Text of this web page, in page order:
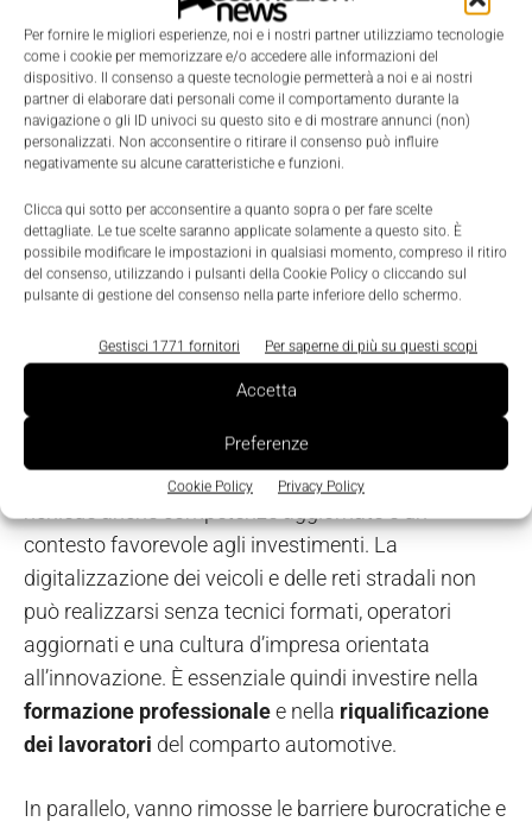
Per fornire le migliori esperienze, noi e i nostri partner utilizziamo tecnologie
come i cookie per memorizzare e/o accedere alle informazioni del
dispositivo. Il consenso a queste tecnologie permetterà a noi e ai nostri
partner di elaborare dati personali come il comportamento durante la
navigazione o gli ID univoci su questo sito e di mostrare annunci (non)
personalizzati. Non acconsentire o ritirare il consenso può influire
negativamente su alcune caratteristiche e funzioni.
Clicca qui sotto per acconsentire a quanto sopra o per fare scelte
dettagliate. Le tue scelte saranno applicate solamente a questo sito. È
possibile modificare le impostazioni in qualsiasi momento, compreso il ritiro
del consenso, utilizzando i pulsanti della Cookie Policy o cliccando sul
pulsante di gestione del consenso nella parte inferiore dello schermo.
Gestisci 1771 fornitori Per saperne di più su questi scopi
Accetta
Preferenze
Cookie Policy Privacy Policy
In questo contesto, le aziende dell’elettronica e
dell’elettrotecnica, rappresentate da Anie, giocano
un ruolo chiave. Con oltre 1.100 imprese associate e
un fatturato aggregato di 102,7 miliardi di euro, il
sviluppo, contribuendo per oltre il 30% al totale della
R&S privata in Italia.
imprenditoriale, i pilastri invisibili
della transizione
Oltre alla tecnologia, la transizione energetica
contesto favorevole agli investimenti. La
digitalizzazione dei veicoli e delle reti stradali non
può realizzarsi senza tecnici formati, operatori
aggiornati e una cultura d’impresa orientata
all’innovazione. È essenziale quindi investire nella
formazione professionalee nella riqualificazione
dei lavoratori del comparto automotive.
In parallelo, vanno rimosse le barriere burocratiche e